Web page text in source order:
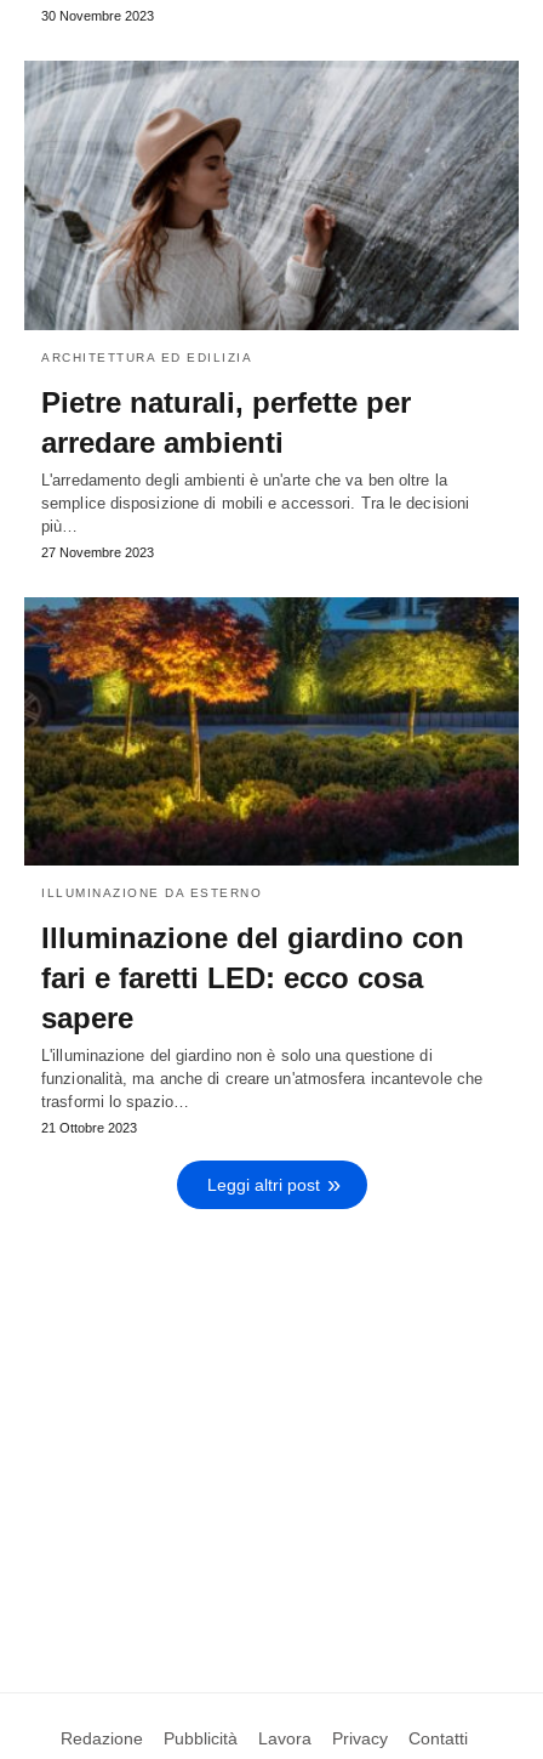
30 Novembre 2023
ARCHITETTURA ED EDILIZIA
Pietre naturali, perfette per
arredare ambienti
L'arredamento degli ambienti è un'arte che va ben oltre la
semplice disposizione di mobili e accessori. Tra le decisioni
più…
27 Novembre 2023
ILLUMINAZIONE DA ESTERNO
Illuminazione del giardino con
fari e faretti LED: ecco cosa
sapere
L'illuminazione del giardino non è solo una questione di
funzionalità, ma anche di creare un'atmosfera incantevole che
trasformi lo spazio…
21 Ottobre 2023
Leggi altri post
Redazione Pubblicità Lavora Privacy Contatti